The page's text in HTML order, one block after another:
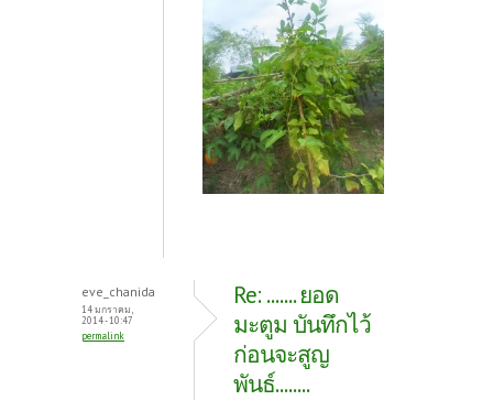
eve_chanida
14 มกราคม,
2014 - 10:47
permalink
Re: ....... ยอด
มะตูม บันทึกไว้
ก่อนจะสูญ
พันธ์........